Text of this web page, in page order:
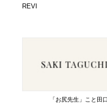
REVI
「お尻先生」こと田